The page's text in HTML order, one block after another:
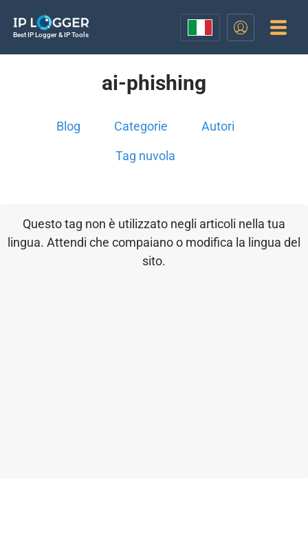
Best IP Logger & IP Tools
ai-phishing
Blog Categorie Autori
Tag nuvola